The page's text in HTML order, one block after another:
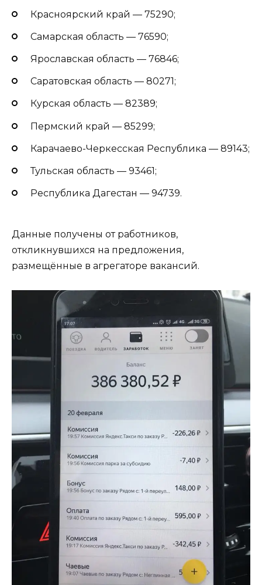
Красноярский край — 75290;
Самарская область — 76590;
Ярославская область — 76846;
Саратовская область — 80271;
Курская область — 82389;
Пермский край — 85299;
Карачаево-Черкесская Республика — 89143;
Тульская область — 93461;
Республика Дагестан — 94739.
Данные получены от работников,
откликнувшихся на предложения,
размещённые в агрегаторе вакансий.